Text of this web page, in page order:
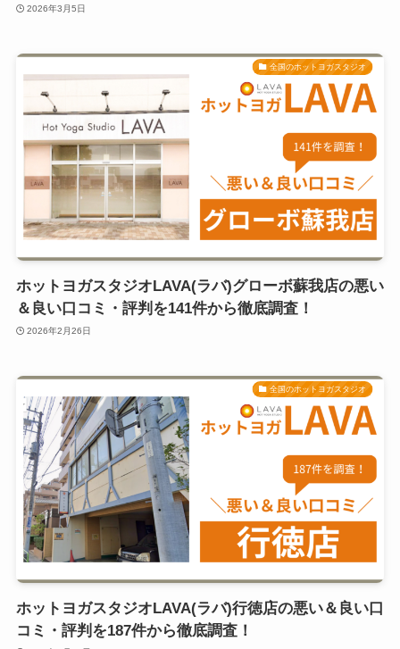
2026年3月5日
全国のホットヨガスタジオ
ホットヨガスタジオLAVA(ラバ)グローボ蘇我店の悪い
＆良い口コミ・評判を141件から徹底調査！
2026年2月26日
全国のホットヨガスタジオ
ホットヨガスタジオLAVA(ラバ)行徳店の悪い＆良い口
コミ・評判を187件から徹底調査！